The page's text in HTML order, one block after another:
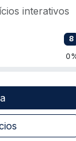
interativos
8